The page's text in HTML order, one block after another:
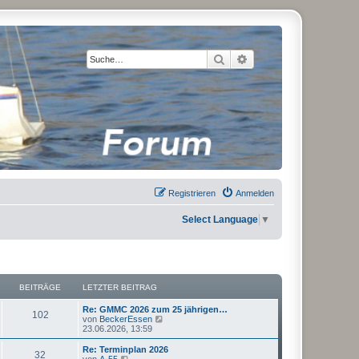
Suche Erweiterte Suche
Anmelden
Registrieren
Select Language ▼
BEITRÄGE LETZTER BEITRAG
102
Re: GMMC 2026 zum 25 jährigen…
von BeckerEssen
u
e
23.06.2026, 13:59
32
Re: Terminplan 2026